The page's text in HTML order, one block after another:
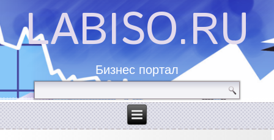
LABISO.RU
Бизнес портал